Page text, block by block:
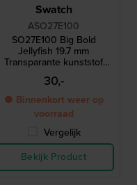
Swatch
ASO27E100
SO27E100 Big Bold
Jellyfish 19.7 mm
Transparante kunststof
band
30,-
● Binnenkort weer op
voorraad
Vergelijk
Bekijk Product